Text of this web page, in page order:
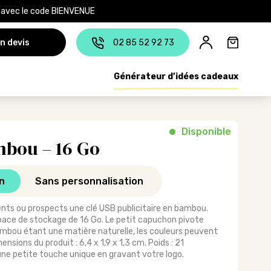
le code BIENVENUE
devis 02 85 52 92 73
Générateur d’idées cadeaux
– 16 Go
Disponible
Sans personnalisation
ou prospects une clé USB publicitaire en bambou.
de stockage de 16 Go. Le petit capuchon pivote
étant une matière naturelle, les couleurs peuvent
du produit : 6,4 x 1,9 x 1,3 cm. Poids : 21
petite touche unique en gravant votre logo.